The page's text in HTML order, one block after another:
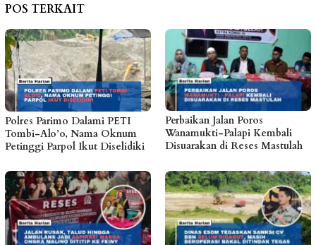
POS TERKAIT
Polres Parimo Dalami PETI
Tombi-Alo’o, Nama Oknum
Petinggi Parpol Ikut Diselidiki
Perbaikan Jalan Poros
Wanamukti-Palapi Kembali
Disuarakan di Reses Mastulah